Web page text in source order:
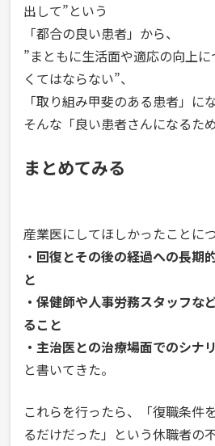
出して”という
「都合の良い患者」から、
”まともに生活面や適応の向上
くてはならない”、
「取り組み甲斐のある患者」に
そんな「良い患者さんになるた
まとめてみる
産業医にしてほしかったことに
・ 回復とその後の経過への長期
と
・保健師や人事労務スタッフな
ること
・主治医との治療場面でのシナ
と書いてきた。
これらを行ったら、「復職条件
るだけだった」という休職者の